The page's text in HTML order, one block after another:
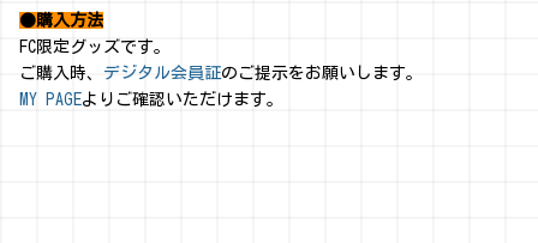
●購入方法
FC限定グッズです。
ご購入時、 デジタル会員証のご提示をお願いします。
MY PAGEよりご確認いただけます。